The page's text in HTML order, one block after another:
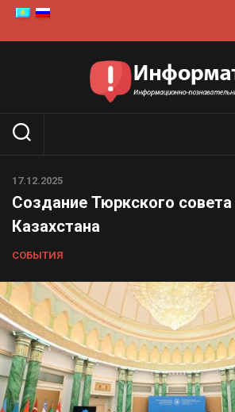
Перейти
содержанию
17.12.2025
Создание Тюркского совета
Казахстана
СОБЫТИЯ